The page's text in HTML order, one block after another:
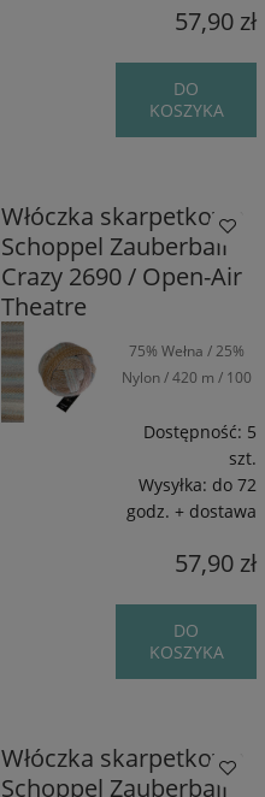
57,90 zł
DO
KOSZYKA
Włóczka skarpetkowa
Schoppel Zauberball
Crazy 2690 / Open-Air
Theatre
75% Wełna / 25%
Nylon / 420 m / 100
Dostępność: 5
szt.
Wysyłka: do 72
godz. + dostawa
57,90 zł
DO
KOSZYKA
Włóczka skarpetkowa
Schoppel Zauberball